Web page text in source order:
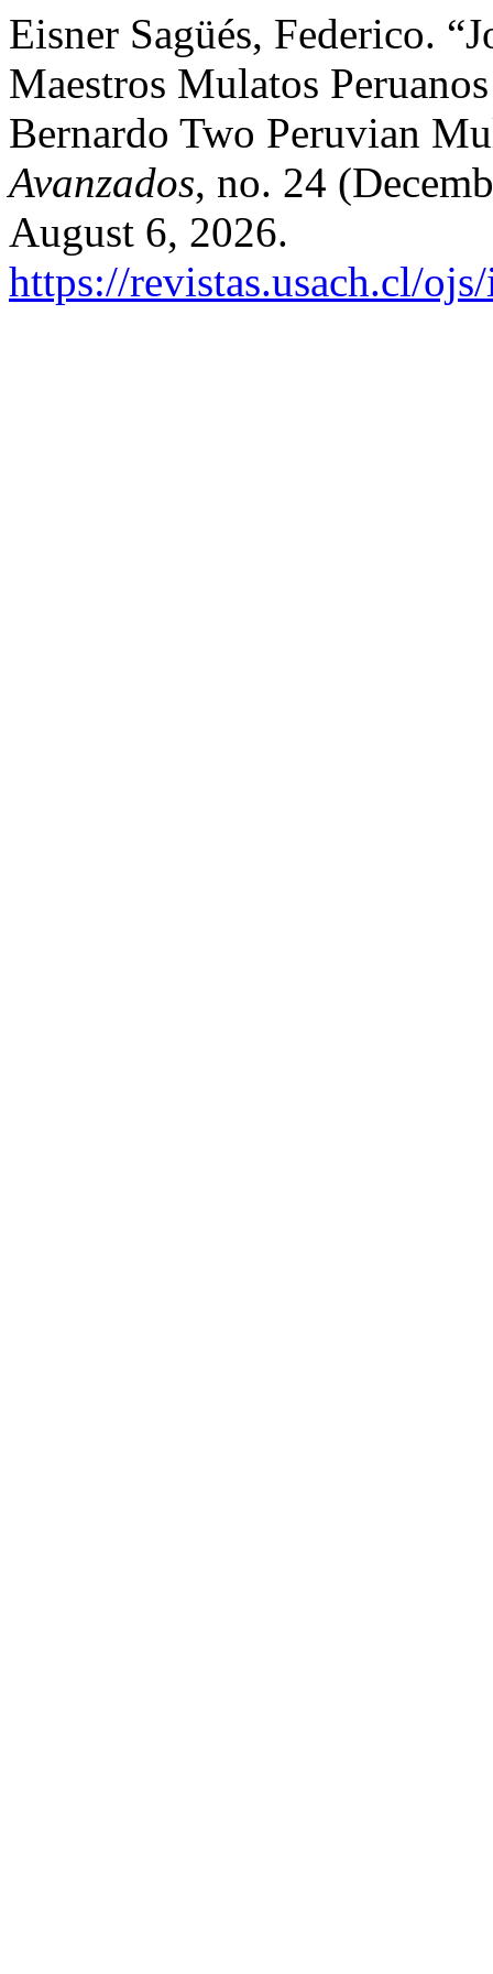
Eisner Sagüés, Federico.
Maestros Mulatos
Bernardo Two Peruvian
Avanzados, no. 24
August 6, 2026.
https://revistas.usach.cl/